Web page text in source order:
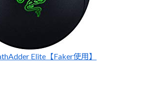
Elite【Faker使用】